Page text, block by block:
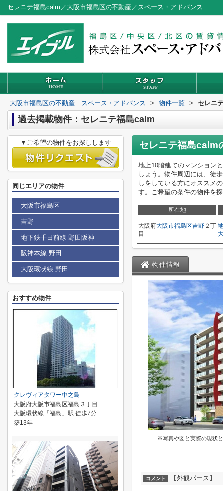
セレニテ福島calm／大阪市福島区の不動産／スペース・アドバンス
大阪市福島区の不動産｜スペース・アドバンス > 物件一覧 > セレニ
過去掲載物件：セレニテ福島calm
セレニテ福島calm
地上10階建てのマンション
しょう。物件周辺には、徒
しをしている方にオススメ
す。ご希望の条件の物件を
所在地
大阪府大阪市福島区吉野 ２丁
目
物件情報
※写真や図と実際の現状
コメント 【外観パース】
▼ご希望の物件をお探しします
同じエリアの物件
大阪市福島区
吉野
地下鉄千日前線 野田阪神
阪神本線 野田
大阪環状線 野田
おすすめ物件
クレヴィアタワー中之島
大阪府大阪市福島区福島３丁目
大阪環状線「福島」駅 徒歩7分
築13年